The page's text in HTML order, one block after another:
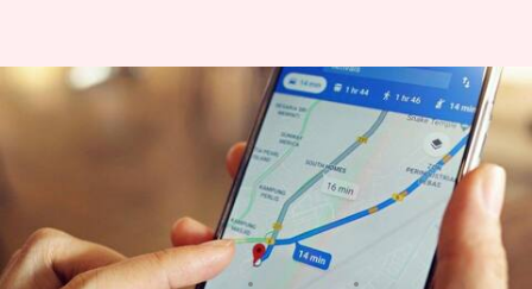
கூகுள் மேப்ஸில்
டைம்லைன் ஹிஸ்டரி
ஜூன் 2025 முதல் வேலை
செய்யாது; தரவுகளை
பேக்-அப் செய்வது எப்படி?
எழுதியவர் Dec 16, 2024 05:56 pm